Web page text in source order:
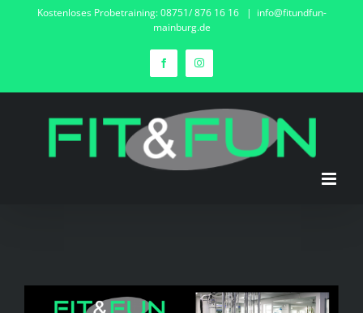
Kostenloses Probetraining: 08751/ 876 16 16 | info@fitundfun-
mainburg.de
FacebookInstagram